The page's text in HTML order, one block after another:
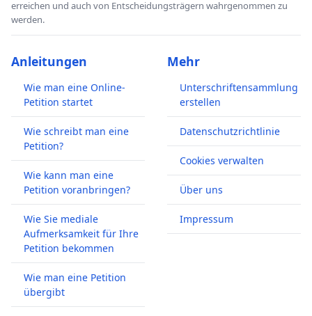
erreichen und auch von Entscheidungsträgern wahrgenommen zu
werden.
Anleitungen
Wie man eine Online-
Petition startet
Wie schreibt man eine
Petition?
Wie kann man eine
Petition voranbringen?
Wie Sie mediale
Aufmerksamkeit für Ihre
Petition bekommen
Wie man eine Petition
übergibt
Mehr
Unterschriftensammlung
erstellen
Datenschutzrichtlinie
Cookies verwalten
Über uns
Impressum